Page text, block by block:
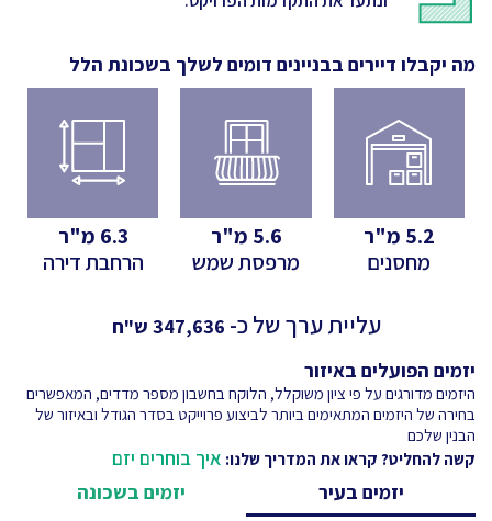
מה יקבלו דיירים בבניינים דומים לשלך בשכונת הלל
5.2 מ"ר
מחסנים
5.6 מ"ר
מרפסת שמש
6.3 מ"ר
הרחבת דירה
עליית ערך של כ-
ש"ח
יזמים הפועלים באיזור
היזמים מדורגים על פי ציון משוקלל, הלוקח בחשבון מספר מדדים, המאפשרים
בחירה של היזמים המתאימים ביותר לביצוע פרוייקט בסדר הגודל ובאיזור של
הבנין שלכם
קשה להחליט? קראו את המדריך שלנו: איך בוחרים יזם
יזמים בעיר
יזמים בשכונה